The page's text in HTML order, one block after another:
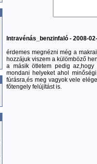
Intravénás_benzinfaló - 2008-
érdemes megnézni még a
hozzájuk viszem a külömböző
a másik ötletem pedig
mondani helyeket ahol
fúrásra,és meg vagyok vele
főtengely felújítást is.